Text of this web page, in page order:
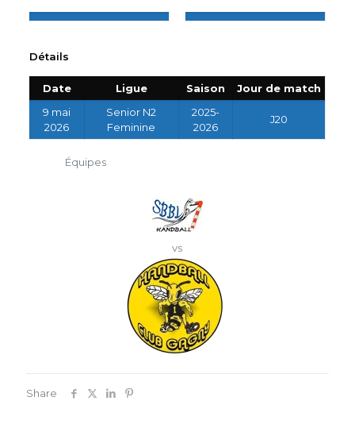
Détails
Date Ligue Saison
Jour de match
9 mai
2026
Senior N2
Feminine
2025-
2026
J20
Équipes
vs
Share